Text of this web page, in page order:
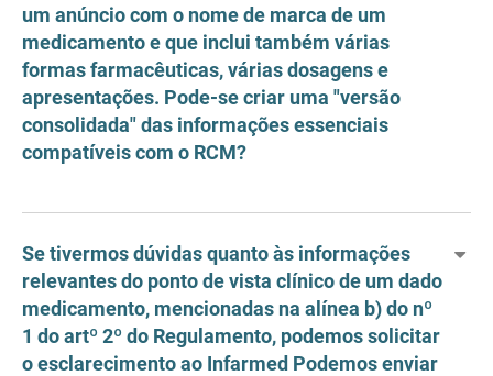
um anúncio com o nome de marca de um
medicamento e que inclui também várias
formas farmacêuticas, várias dosagens e
apresentações. Pode-se criar uma "versão
consolidada" das informações essenciais
compatíveis com o RCM?
Se tivermos dúvidas quanto às informações
relevantes do ponto de vista clínico de um dado
medicamento, mencionadas na alínea b) do nº
1 do artº 2º do Regulamento, podemos solicitar
o esclarecimento ao Infarmed Podemos enviar